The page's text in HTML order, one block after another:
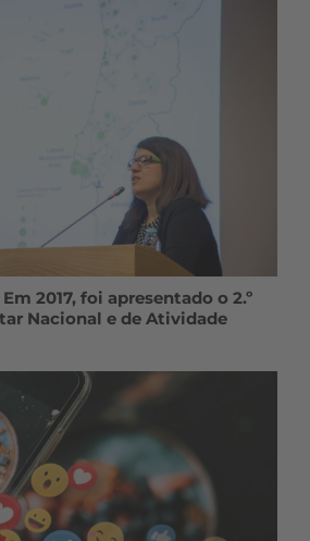
2017, foi apresentado o 2.º
Nacional e de Atividade